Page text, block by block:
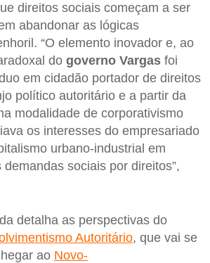
direitos sociais começam a ser
abandonar as lógicas
“O elemento inovador e, ao
do governo Vargas foi
em cidadão portador de direitos
político autoritário e a partir da
modalidade de corporativismo
os interesses do empresariado
urbano-industrial em
sociais por direitos”,
detalha as perspectivas do
Autoritário, que vai se
ao Novo-